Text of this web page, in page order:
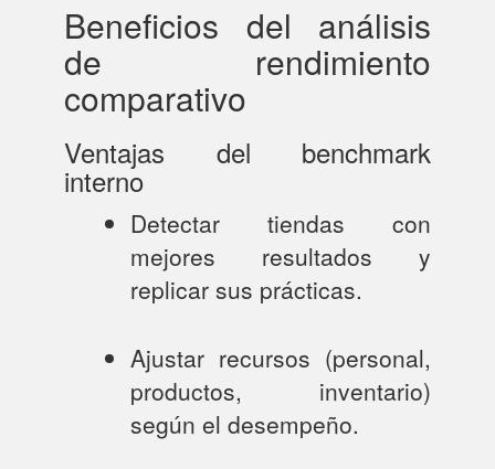
Beneficios del análisis
de rendimiento
comparativo
Ventajas del benchmark
interno
Detectar tiendas con
mejores resultados y
replicar sus prácticas.
Ajustar recursos (personal,
productos, inventario)
según el desempeño.